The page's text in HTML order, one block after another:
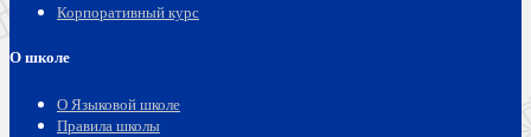
Корпоративный курс
О школе
О Языковой школе
Правила школы